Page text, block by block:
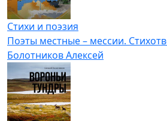
Стихи и поэзия
Поэты местные – мессии.
Болотников Алексей